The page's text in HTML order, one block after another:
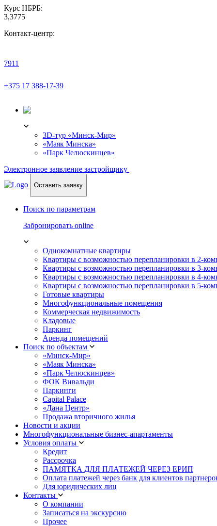
Курс НБРБ:
3,3775
Контакт-центр:
7911
+375 17 388-17-39
3D-тур «Минск-Мир»
«Маяк Минска»
«Парк Челюскинцев»
Электронное заявление застройщику
Оставить заявку
Поиск по параметрам
Забронировать online
Однокомнатные квартиры
Квартиры с возможностью перепланировки в 2-
Квартиры с возможностью перепланировки в 3-
Квартиры с возможностью перепланировки в 4-
Квартиры с возможностью перепланировки в 5-
Готовые квартиры
Многофункциональные помещения
Коммерческая недвижимость
Кладовые
Паркинг
Аренда помещений
Поиск по объектам
«Минск-Мир»
«Маяк Минска»
«Парк Челюскинцев»
ФОК Вивальди
Паркинги
Capital Palace
«Дана Центр»
Продажа вторичного жилья
Новости и акции
Многофункциональные бизнес-апартаменты
Условия оплаты
Кредит
Рассрочка
ПАМЯТКА ДЛЯ ПЛАТЕЖЕЙ ЧЕРЕЗ ЕРИП
Оплата платежей через банк для клиентов
Для юридических лиц
Контакты
О компании
Записаться на экскурсию
Прочее